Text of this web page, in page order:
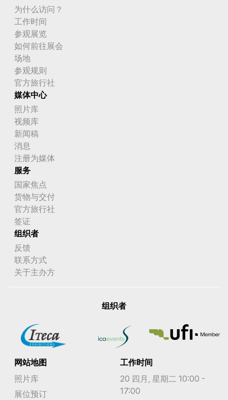
为什么访问？
工作时间
参观展览
如何前往展会
场地
参观规则
官方旅行社
媒体中心
照片库
视频库
新闻稿
消息
注册为媒体
服务
国家焦点
货物与交付
官方旅行社
签证
组织者
反馈
联系方式
关于主办方
组织者
网站地图
照片库
展位预订
工作时间
20 四月, 星期二 10:00 -
17:00